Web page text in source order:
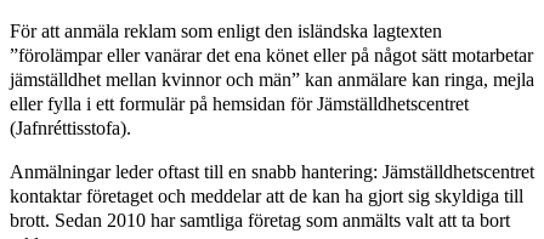
För att anmäla reklam som enligt den isländska lagtexten
”förolämpar eller vanärar det ena könet eller på något sätt motarbetar
jämställdhet mellan kvinnor och män” kan anmälare kan ringa, mejla
eller fylla i ett formulär på hemsidan för Jämställdhetscentret
(Jafnréttisstofa).
Anmälningar leder oftast till en snabb hantering: Jämställdhetscentret
kontaktar företaget och meddelar att de kan ha gjort sig skyldiga till
brott. Sedan 2010 har samtliga företag som anmälts valt att ta bort